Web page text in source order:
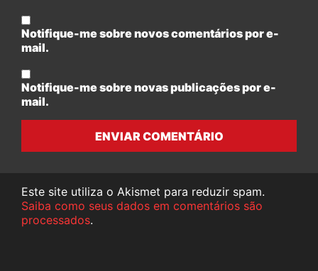
Notifique-me sobre novos comentários por e-
mail.
Notifique-me sobre novas publicações por e-
mail.
ENVIAR COMENTÁRIO
Este site utiliza o Akismet para reduzir spam.
Saiba como seus dados em comentários são
processados.